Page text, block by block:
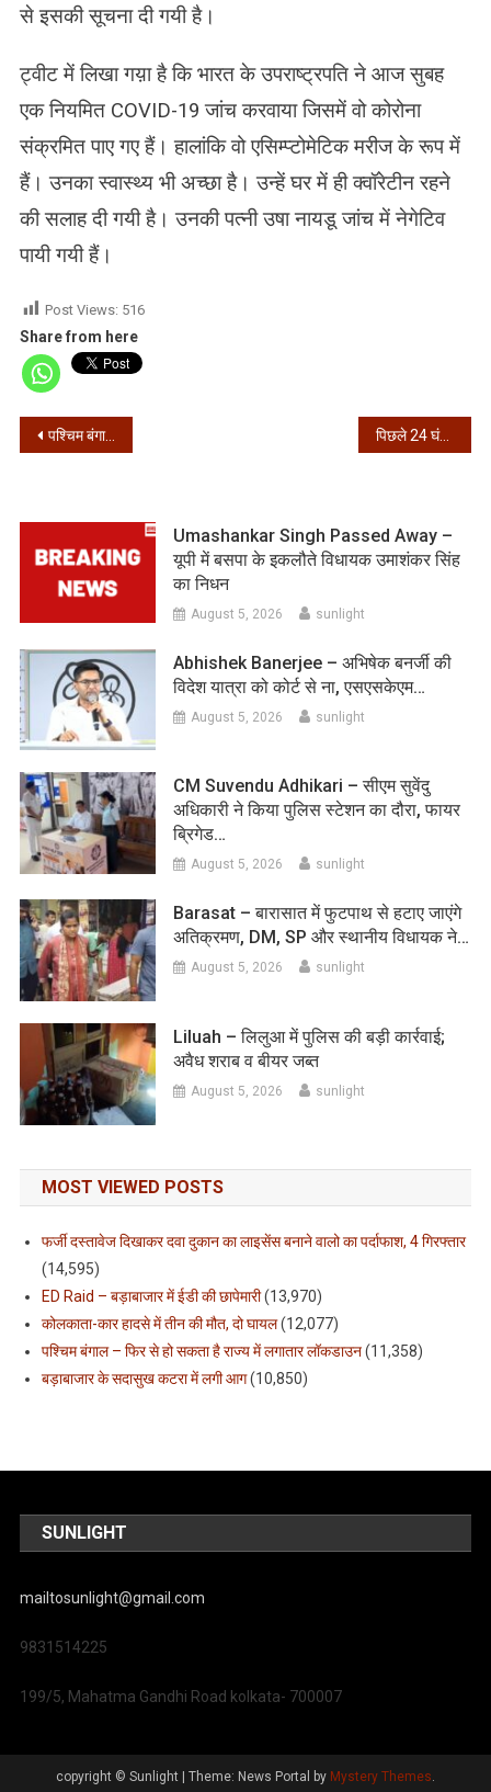
से इसकी सूचना दी गयी है।
ट्वीट में लिखा गय़ा है कि भारत के उपराष्ट्रपति ने आज सुबह
एक नियमित COVID-19 जांच करवाया जिसमें वो कोरोना
संक्रमित पाए गए हैं। हालांकि वो एसिम्प्टोमेटिक मरीज के रूप में
हैं। उनका स्वास्थ्य भी अच्छा है। उन्हें घर में ही क्वॉरेटीन रहने
की सलाह दी गयी है। उनकी पत्नी उषा नायडू जांच में नेगेटिव
पायी गयी हैं।
Post Views: 516
Share from here
Post
पश्चिम बंगाल – 24 घंटे में मिले 3188 संक्रमित, 62 की मौत पिछले 24 घंटे में आए 80,472 नए मामले, 86,428 मरीज हुए ठीक
Umashankar Singh Passed Away –
यूपी में बसपा के इकलौते विधायक उमाशंकर सिंह
का निधन
August 5, 2026 sunlight
Abhishek Banerjee – अभिषेक बनर्जी की
विदेश यात्रा को कोर्ट से ना, एसएसकेएम…
August 5, 2026 sunlight
CM Suvendu Adhikari – सीएम सुवेंदु
अधिकारी ने किया पुलिस स्टेशन का दौरा, फायर
ब्रिगेड…
August 5, 2026 sunlight
Barasat – बारासात में फुटपाथ से हटाए जाएंगे
अतिक्रमण, DM, SP और स्थानीय विधायक ने…
August 5, 2026 sunlight
Liluah – लिलुआ में पुलिस की बड़ी कार्रवाई;
अवैध शराब व बीयर जब्त
August 5, 2026 sunlight
MOST VIEWED POSTS
फर्जी दस्तावेज दिखाकर दवा दुकान का लाइसेंस बनाने वालो का पर्दाफाश, 4 गिरफ्तार
(14,595)
ED Raid – बड़ाबाजार में ईडी की छापेमारी(13,970)
कोलकाता-कार हादसे में तीन की मौत, दो घायल(12,077)
पश्चिम बंगाल – फिर से हो सकता है राज्य में लगातार लॉकडाउन(11,358)
बड़ाबाजार के सदासुख कटरा में लगी आग(10,850)
SUNLIGHT
mailtosunlight@gmail.com
9831514225
199/5, Mahatma Gandhi Road kolkata- 700007
copyright © Sunlight | Theme: News Portal by Mystery Themes.